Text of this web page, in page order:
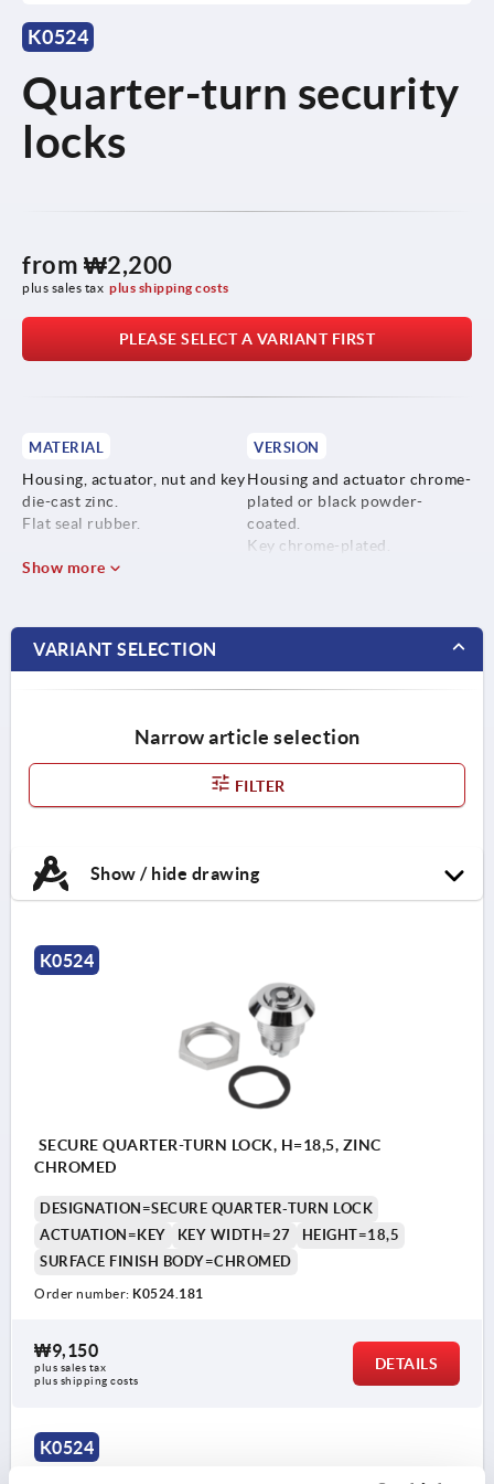
K0524
Quarter-turn security
locks
from ₩2,200
plus sales tax plus shipping costs
PLEASE SELECT A VARIANT FIRST
MATERIAL
Housing, actuator, nut and key
die-cast zinc.
Flat seal rubber.
VERSION
Housing and actuator chrome-
plated or black powder-
coated.
Key chrome-plated.
Show more
VARIANT SELECTION
Narrow article selection
FILTER
Show / hide drawing
K0524
SECURE QUARTER-TURN LOCK, H=18,5, ZINC
CHROMED
DESIGNATION=SECURE QUARTER-TURN LOCK
ACTUATION=KEY
KEY WIDTH=27
HEIGHT=18,5
SURFACE FINISH BODY=CHROMED
Order number: K0524.181
₩9,150
plus sales tax
plus shipping costs
DETAILS
K0524